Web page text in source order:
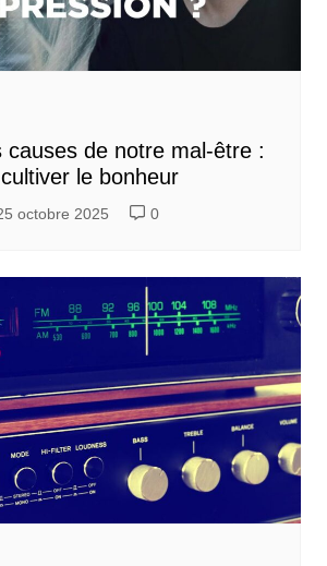
causes de notre mal-être :
le bonheur
octobre 2025 0